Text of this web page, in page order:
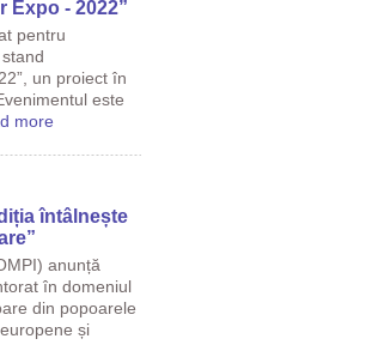
Expo - 2022”
pentru
un proiect în
este
more
întâlnește
anunță
în domeniul
din popoarele
și